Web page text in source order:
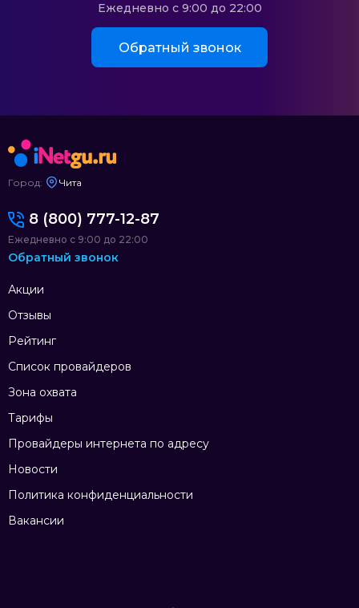
Ежедневно с 9:00 до 22:00
Обратный звонок
Город: Чита
Акции
Отзывы
Рейтинг
Список провайдеров
Зона охвата
Тарифы
Провайдеры интернета по адресу
Новости
Политика конфиденциальности
Вакансии
8 (800) 777-12-87
Ежедневно с 9:00 до 22:00
Обратный звонок